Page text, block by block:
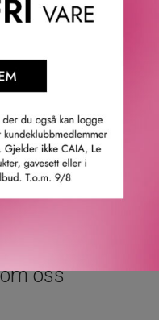
var renset.
14 dager.
oss